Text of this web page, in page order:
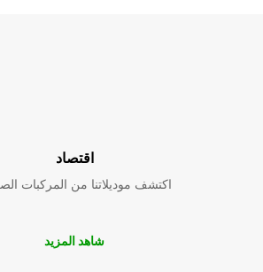
اقتصاد
اكتشف موديلاتنا من المركبات
شاهد المزيد